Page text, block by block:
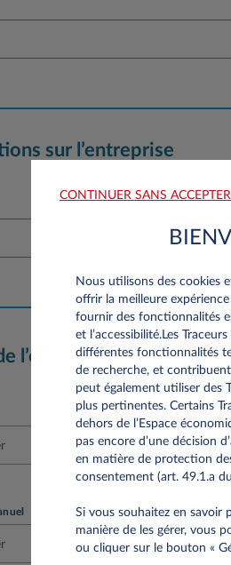
sur l’entreprise
l’offre
CONTINUER SANS
Nous utilisons des cookies
offrir la meilleure
fournir des fonctionnalités
et l’accessibilité.Les
différentes fonctionnalités
de recherche, et
peut également utiliser des
plus pertinentes. Certains
dehors de l’Espace
pas encore d’une décision
en matière de protection
consentement (art. 49.1.a
Si vous souhaitez en savoir
manière de les gérer, vous
ou cliquer sur le bouton «